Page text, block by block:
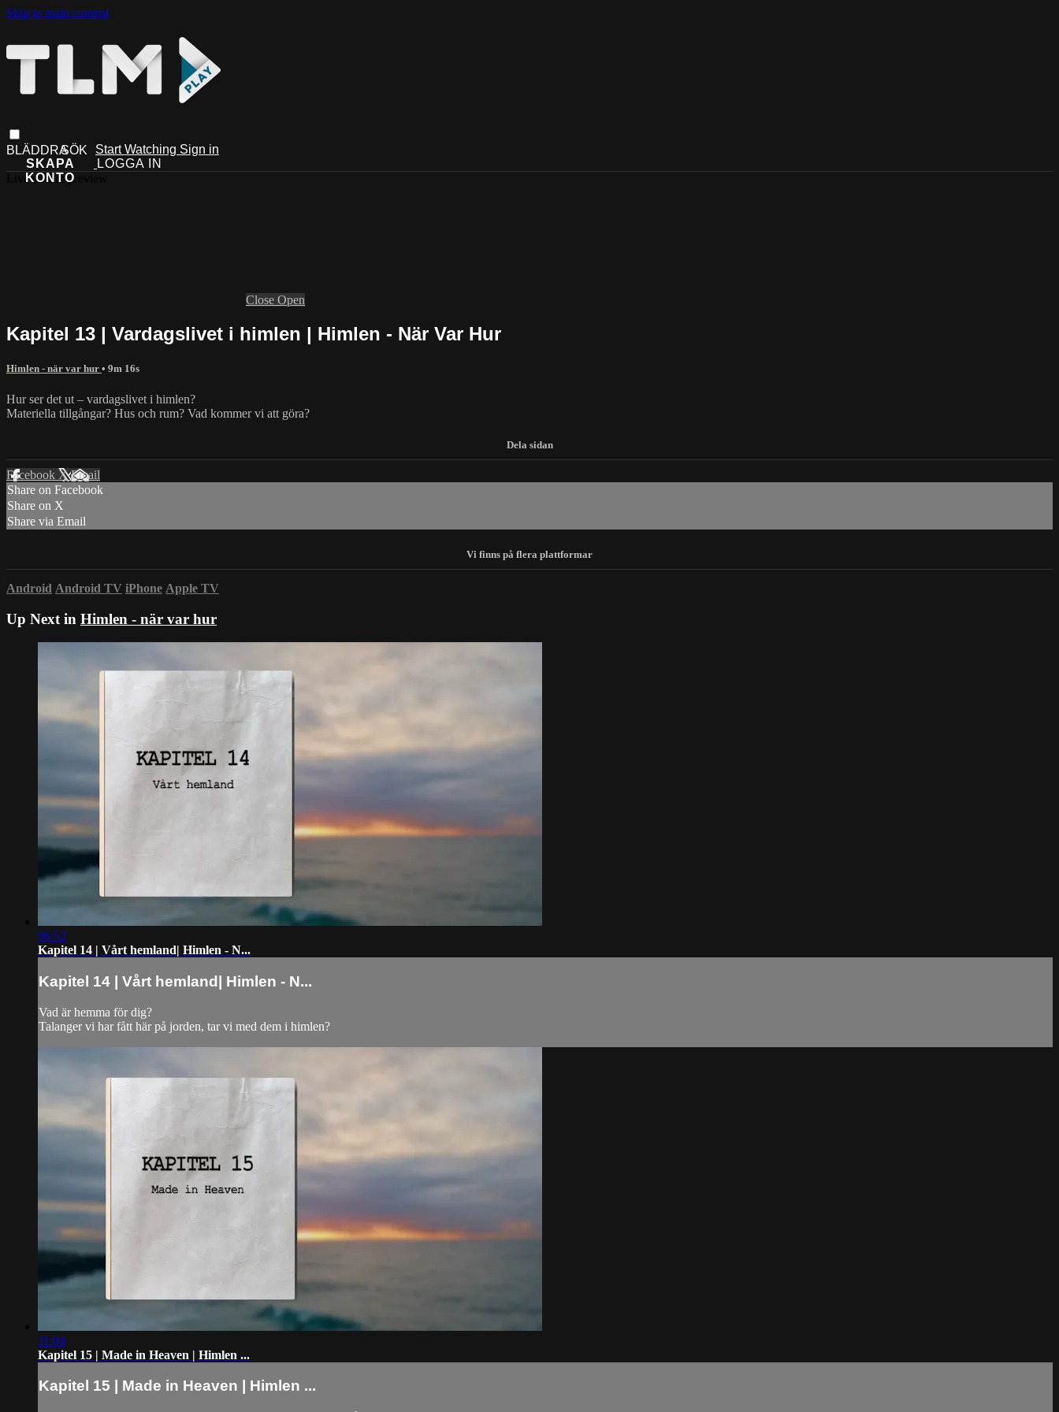
Skip to main content
Start Watching Sign in
Live stream preview
Close Open
Kapitel 13 | Vardagslivet i himlen | Himlen - När Var Hur
Himlen - när var hur • 9m 16s
Hur ser det ut – vardagslivet i himlen?
Materiella tillgångar? Hus och rum? Vad kommer vi att göra?
Facebook XEmail
Share on Facebook
Share on X
Share via Email
Android Android TV iPhone Apple TV
Up Next in Himlen - när var hur
06:52
Kapitel 14 | Vårt hemland| Himlen - N...
Kapitel 14 | Vårt hemland| Himlen - N...
Vad är hemma för dig?
Talanger vi har fått här på jorden, tar vi med dem i himlen?
11:04
Kapitel 15 | Made in Heaven | Himlen ...
Kapitel 15 | Made in Heaven | Himlen ...